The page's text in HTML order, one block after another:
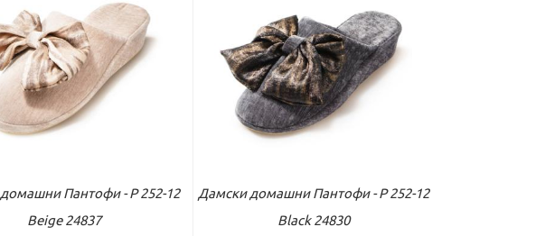
Виж повече
Пантофи - P 252-12
Beige 24837
Виж повече
Дамски домашни Пантофи - P 252-12
Black 24830